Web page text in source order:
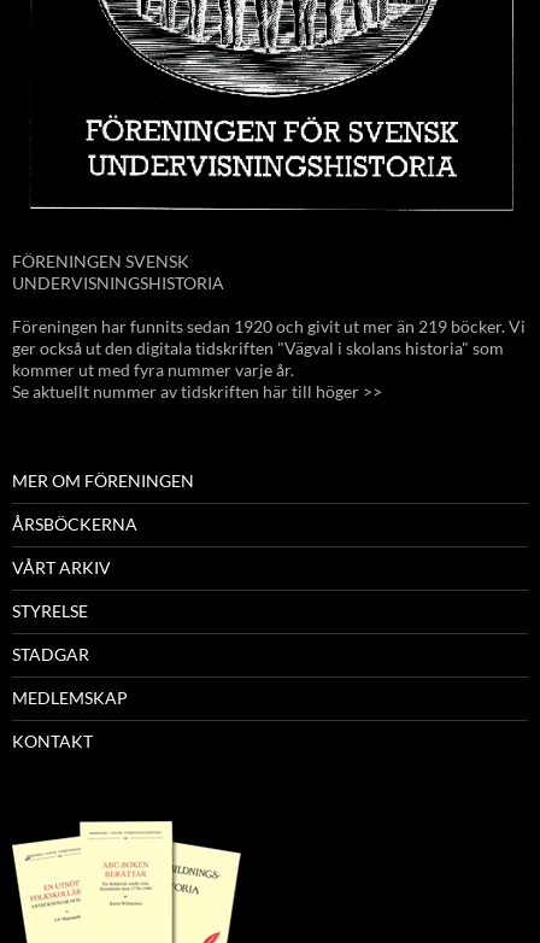
FÖRENINGEN SVENSK
UNDERVISNINGSHISTORIA
Föreningen har funnits sedan 1920 och givit ut mer än 219 böcker. Vi
ger också ut den digitala tidskriften "Vägval i skolans historia" som
kommer ut med fyra nummer varje år.
Se aktuellt nummer av tidskriften här till höger >>
MER OM FÖRENINGEN
ÅRSBÖCKERNA
VÅRT ARKIV
STYRELSE
STADGAR
MEDLEMSKAP
KONTAKT